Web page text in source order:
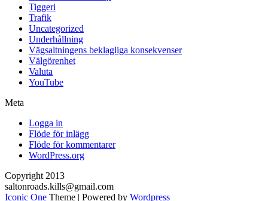
Tiggeri
Trafik
Uncategorized
Underhållning
Vägsaltningens beklagliga konsekvenser
Välgörenhet
Valuta
YouTube
Meta
Logga in
Flöde för inlägg
Flöde för kommentarer
WordPress.org
Copyright 2013
saltonroads.kills@gmail.com
Iconic One Theme | Powered by Wordpress